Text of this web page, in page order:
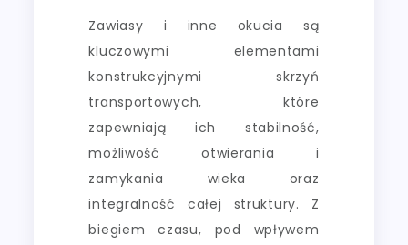
Zawiasy i inne okucia są
kluczowymi elementami
konstrukcyjnymi skrzyń
transportowych, które
zapewniają ich stabilność,
możliwość otwierania i
zamykania wieka oraz
integralność całej struktury. Z
biegiem czasu, pod wpływem